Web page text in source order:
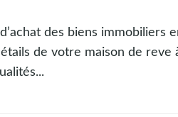
des biens immobiliers
de votre maison de reve